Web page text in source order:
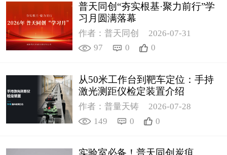
普天同创“夯实根基·聚力前行”学
习月圆满落幕
作者：普天同创
2026-07-31
97
0 0
从50米工作台到靶车定位：手持
激光测距仪检定装置介绍
作者：普量天铸
2026-07-28
149
0 0